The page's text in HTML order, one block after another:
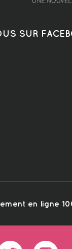
SUR
en ligne